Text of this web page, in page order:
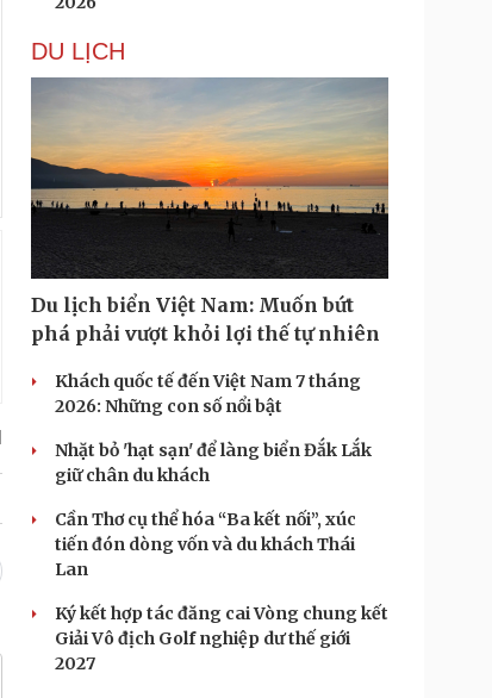
DU LỊCH
Du lịch biển Việt Nam: Muốn bứt
phá phải vượt khỏi lợi thế tự nhiên
Khách quốc tế đến Việt Nam 7 tháng
2026: Những con số nổi bật
Nhặt bỏ 'hạt sạn' để làng biển Đắk Lắk
giữ chân du khách
Cần Thơ cụ thể hóa “Ba kết nối”, xúc
tiến đón dòng vốn và du khách Thái
Lan
Ký kết hợp tác đăng cai Vòng chung kết
Giải Vô địch Golf nghiệp dư thế giới
2027